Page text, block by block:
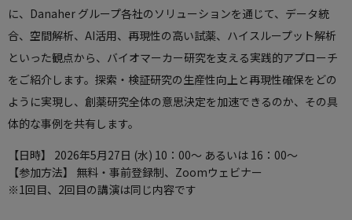
に、Danaher グループ各社のソリューションを通じて、データ統
合、空間解析、AI活用、再現性の高い試薬、ハイスループット解析
といった観点から、バイオマーカー研究を支える実践的アプローチ
をご紹介します。探索・検証研究の生産性向上と再現性確保をどの
ように実現し、創薬研究全体の意思決定を加速できるのか、その具
体的な事例を共有します。
【日時】 2026年5月27日 (水) 10：00～ あるいは 16：00～
【参加方法】 無料・事前登録制、Zoomウェビナー
※1回目、2回目の講演は同じ内容です